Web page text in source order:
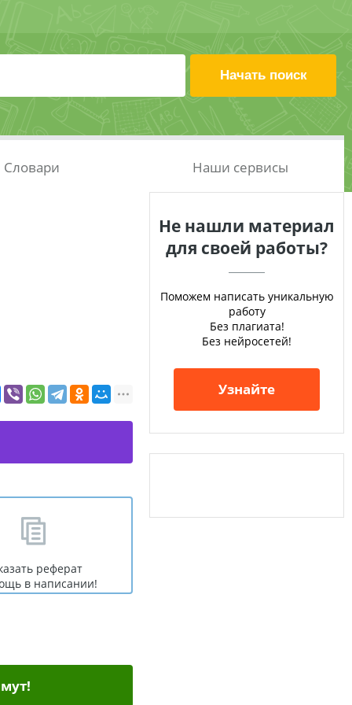
Словари Наши сервисы
реферат
в написании!
Не нашли материал
для своей работы?
Поможем написать уникальную
работу
Без плагиата!
Без нейросетей!
Узнайте